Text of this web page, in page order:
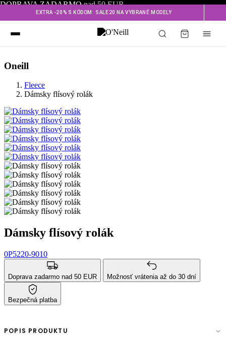
DOPRAVA ZADARMOnad 50 EUR
EXTRA -20% S KÓDOM: SALE20 NA VYBRANÉ MODELY
Oneill
Fleece
Dámsky flísový rolák
Dámsky flísový rolák
0P5220-9010
Doprava zadarmo nad 50 EUR Možnosť vrátenia až do 30 dní
Bezpečná platba
POPIS PRODUKTU